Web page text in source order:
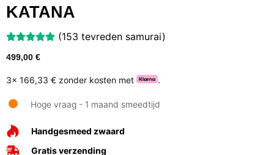
KATANA
(153 tevreden samurai)
499,00 €
3x 166,33 € zonder kosten met .
Hoge vraag - 1 maand smeedtijd
Handgesmeed zwaard
Gratis verzending